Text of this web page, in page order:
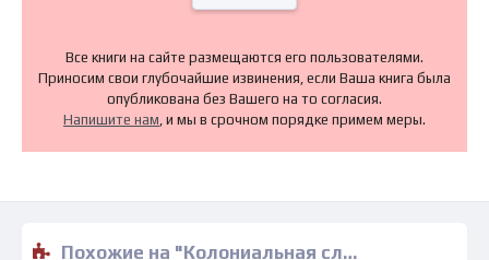
Все книги на сайте размещаются его пользователями.
Приносим свои глубочайшие извинения, если Ваша книга была
опубликована без Вашего на то согласия.
Напишите нам, и мы в срочном порядке примем меры.
Похожие на "Колониальная служба - Мюррей Лейнстер" книги читать бесплатно полные версии